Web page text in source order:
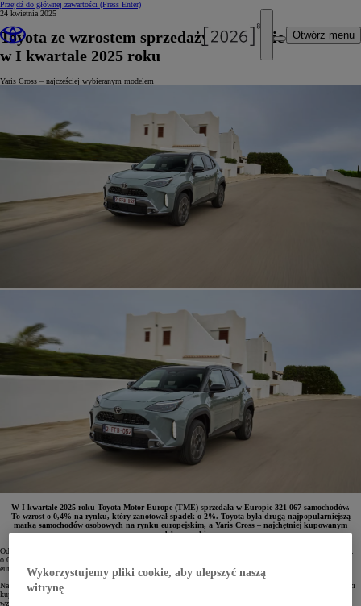
Przejdź do głównej zawartości (Press Enter)
Otwórz menu
24 kwietnia 2025
Toyota ze wzrostem sprzedaży w Europie
w I kwartale 2025 roku
Yaris Cross – najczęściej wybieranym modelem
W I kwartale 2025 roku Toyota Motor Europe (TME) sprzedała w Europie 321 067 samochodów.
To wzrost o 0,4% na rynku, który zanotował spadek o 2%. Toyota była drugą najpopularniejszą
marką samochodów osobowych na rynku europejskim, a Yaris Cross – najchętniej kupowanym
modelem marki.
Od stycznia do marca 2025 roku Toyota Motor Europe (TME) sprzedała 321 067 samochodów. Był to wynik
o 0,4% lepszym niż w analogicznym okresie roku ubiegłego. Warto odnotować, że w tym samym czasie
europejski rynek samochodów osobowych zanotował spadek o 2%.
Na początku 2025 roku sprzedaż napędzały zelektryfikowane modele Toyoty i Lexusa. W I kwartale br. klienci
kupili łącznie 248 842 egz. bezemisyjnych lub niskoemisyjnymi samochodów, co jest 7-procentowym
wzrostem rok do roku. W Europie Zachodniej, w tym w Polsce, takie samochody stanowiły aż 80%
Wykorzystujemy pliki cookie, aby ulepszyć naszą
witrynę